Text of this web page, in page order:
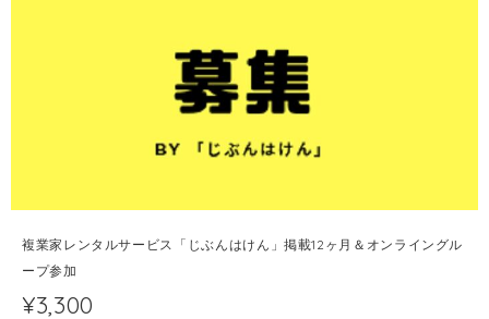
複業家レンタルサービス「じぶんはけん」掲載12ヶ月＆オンライングル
ープ参加
¥3,300